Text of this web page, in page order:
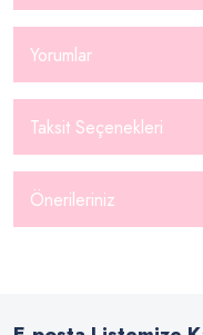
Yorumlar
Taksit Seçenekleri
Önerileriniz